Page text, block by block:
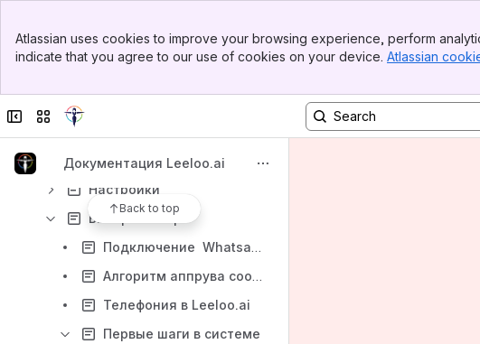
Top Bar
Sidebar
Atlassian uses cookies to improve your browsing experience, perform
indicate that you agree to our use of cookies on your device. Atlassian
Collapse sidebar
Switch sites or apps
Документация Leeloo.ai
Back to top
Аудитория
Архив
Настройки
Быстрый старт
Подключение Whatsapp через WATI.IO
Алгоритм аппрува сообщений для Business WhatsApp Twillio
Телефония в Leeloo.ai
Первые шаги в системе